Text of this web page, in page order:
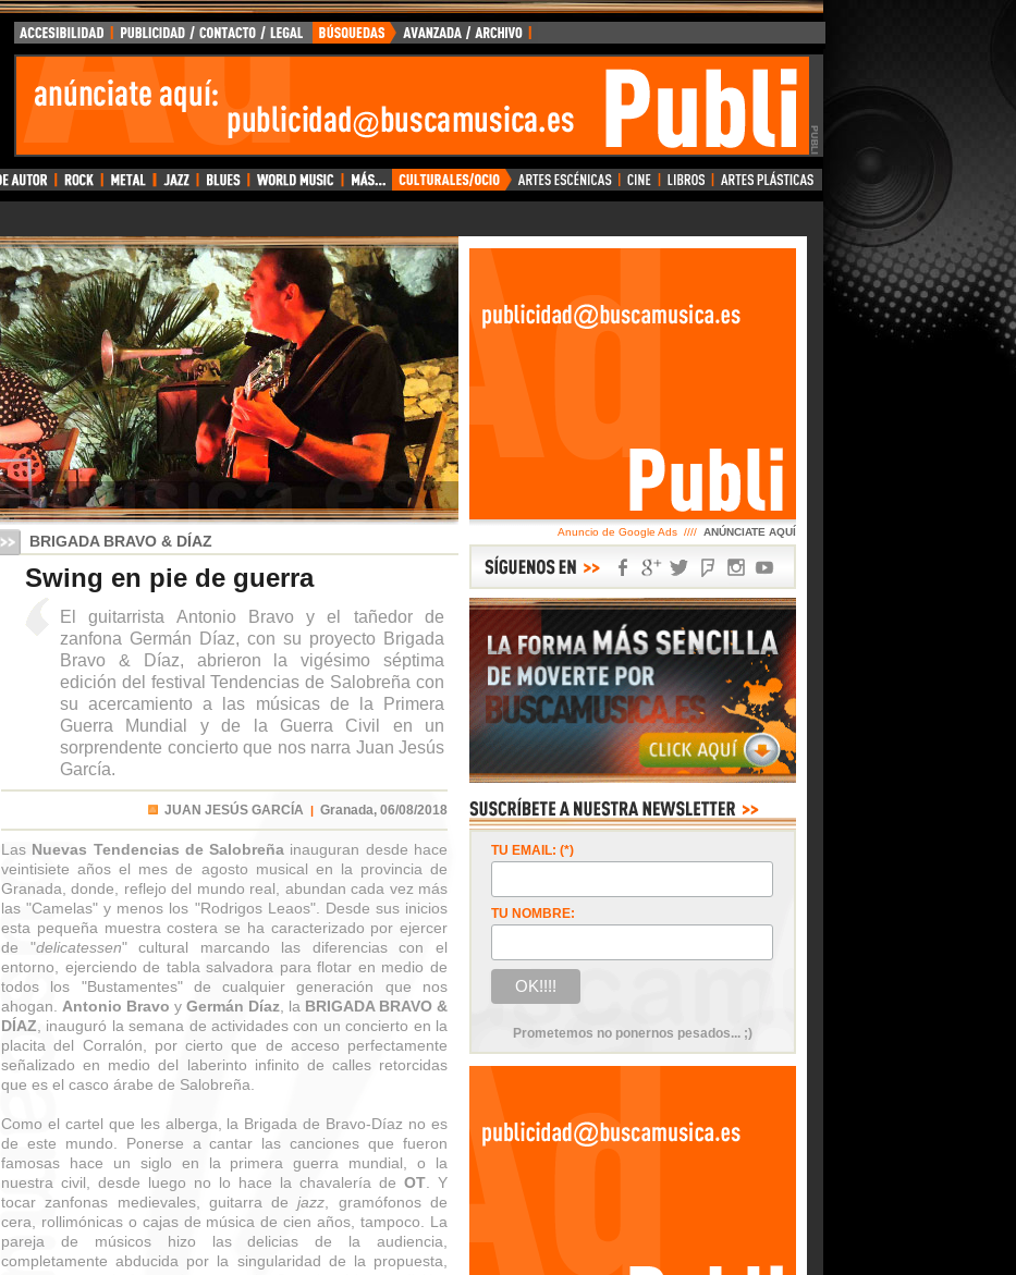
BRIGADA BRAVO & DÍAZ
Swing en pie de guerra
El guitarrista Antonio Bravo y el tañedor de
zanfona Germán Díaz, con su proyecto Brigada
Bravo & Díaz, abrieron la vigésimo séptima
edición del festival Tendencias de Salobreña con
su acercamiento a las músicas de la Primera
Guerra Mundial y de la Guerra Civil en un
sorprendente concierto que nos narra Juan Jesús
García.
JUAN JESÚS GARCÍA | Granada, 06/08/2018
Las Nuevas Tendencias de Salobreña inauguran desde hace
veintisiete años el mes de agosto musical en la provincia de
Granada, donde, reflejo del mundo real, abundan cada vez más
las "Camelas" y menos los "Rodrigos Leaos". Desde sus inicios
esta pequeña muestra costera se ha caracterizado por ejercer
de "delicatessen" cultural marcando las diferencias con el
entorno, ejerciendo de tabla salvadora para flotar en medio de
todos los "Bustamentes" de cualquier generación que nos
ahogan. Antonio Bravo y Germán Díaz , la BRIGADA BRAVO &
DÍAZ , inauguró la semana de actividades con un concierto en la
placita del Corralón, por cierto que de acceso perfectamente
señalizado en medio del laberinto infinito de calles retorcidas
que es el casco árabe de Salobreña.
Como el cartel que les alberga, la Brigada de Bravo-Díaz no es
de este mundo. Ponerse a cantar las canciones que fueron
famosas hace un siglo en la primera guerra mundial, o la
nuestra civil, desde luego no lo hace la chavalería de OT . Y
tocar zanfonas medievales, guitarra dejazz , gramófonos de
cera, rollimónicas o cajas de música de cien años, tampoco. La
pareja de músicos hizo las delicias de la audiencia,
completamente abducida por la singularidad de la propuesta,
Anuncio de Google Ads //// ANÚNCIATE AQUÍ
TU EMAIL: (*)
TU NOMBRE:
Prometemos no ponernos pesados... ;)